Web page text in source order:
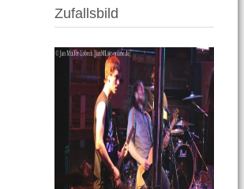
Zufallsbild